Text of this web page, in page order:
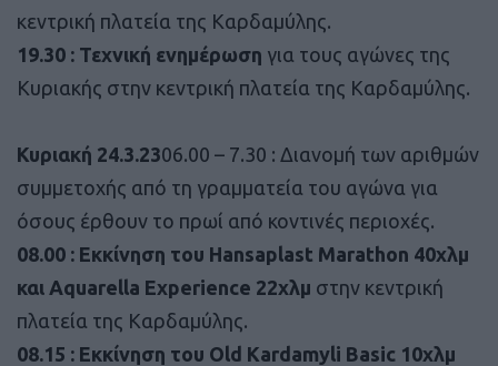
κεντρική πλατεία της Καρδαμύλης.
19.30 : Τεχνική ενημέρωση για τους αγώνες της
Κυριακής στην κεντρική πλατεία της Καρδαμύλης.
Κυριακή 24.3.2306.00 – 7.30 : Διανομή των αριθμών
συμμετοχής από τη γραμματεία του αγώνα για
όσους έρθουν το πρωί από κοντινές περιοχές.
08.00 : Εκκίνηση του Hansaplast Marathon 40χλμ
και Aquarella Experience 22χλμ στην κεντρική
πλατεία της Καρδαμύλης.
08.15 : Εκκίνηση του Old Kardamyli Basic 10χλμ